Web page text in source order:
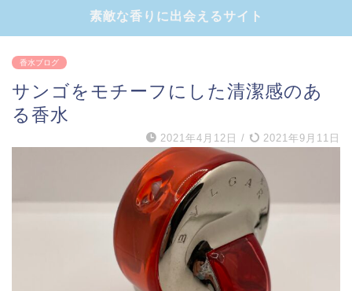
素敵な香りに出会えるサイト
香水ブログ
サンゴをモチーフにした清潔感のあ
る香水
2021年4月12日 / 2021年9月11日